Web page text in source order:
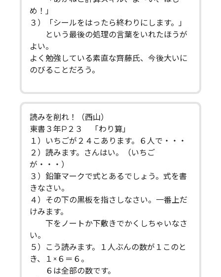
め！」
３）「シールをはったら終わりにします。」
という最後の処理の言葉をいれたほうが
よい。
よく勉強している素直な齊藤氏、今後大いに
のびることだろう。
読みを削れ！（西山）
東書３年P２３ 「わり算」
１）いちごが２４こあります。６人で・・・
２）読みます。さんはい。（いちご
が・・・）
３）鉛筆マークで式とあるでしょう。式を書
きなさい。
４）その下の黒板を指さしなさい。一番上だ
けみます。
下をノートか下敷きでかくしちゃいなさ
い。
５）こう読みます。１人ぶんの数が１このと
き、１×６＝６。
６は全部の数です。